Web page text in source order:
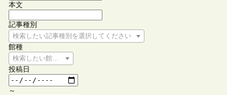
本文
記事種別
検索したい記事種別を選択してください
館種
検索したい館種を選択してください
投稿日
～